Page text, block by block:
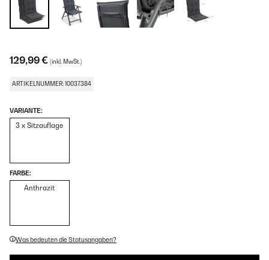
129,99 € (inkl. MwSt.)
ARTIKELNUMMER: 10037384
VARIANTE:
3 x Sitzauflage
FARBE:
Anthrazit
Was bedeuten die Statusangaben?